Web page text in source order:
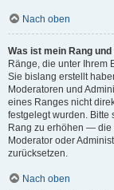
Nach oben
Was ist mein Rang
Ränge, die unter Ihrem
Sie bislang erstellt
Moderatoren und
eines Ranges nicht
festgelegt wurden. Bitte
Rang zu erhöhen — die
Moderator oder
zurücksetzen.
Nach oben